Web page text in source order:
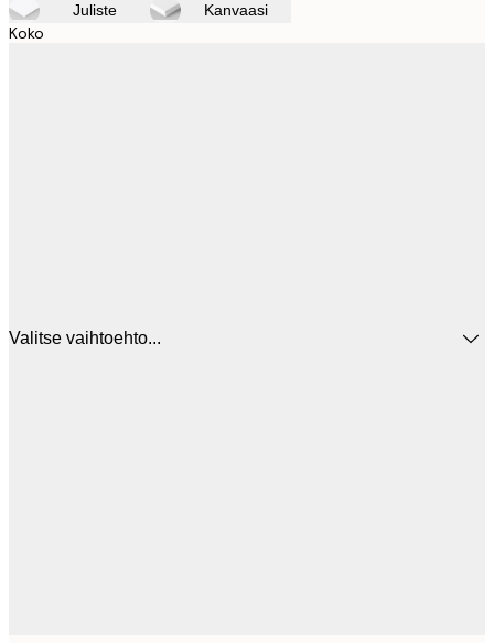
Juliste Kanvaasi
Koko
Valitse vaihtoehto...